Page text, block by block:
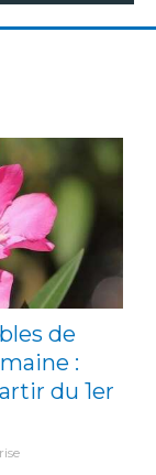
de
:
du 1er